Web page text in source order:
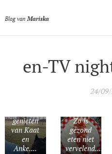
Blog van Mariska
en-TV
24/
genieten
van Kaat
en
Anke....
Zo is
gezond
eten niet
vervelend.....